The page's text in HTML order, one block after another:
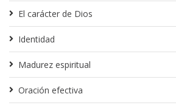
El carácter de Dios
Identidad
Madurez espiritual
Oración efectiva